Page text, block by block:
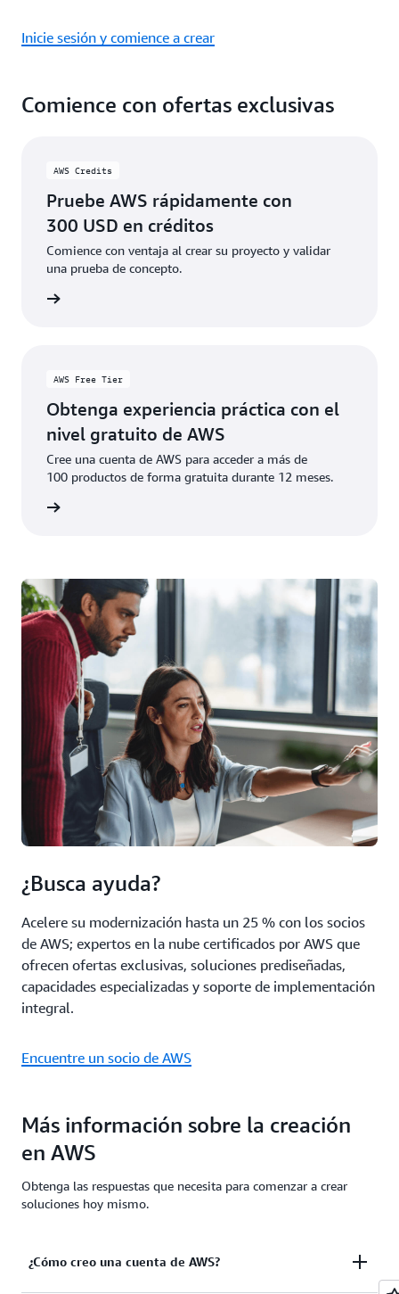
Inicie sesión y comience a crear
Comience con ofertas exclusivas
AWS Credits
Pruebe AWS rápidamente con
300 USD en créditos
Comience con ventaja al crear su proyecto y validar
una prueba de concepto.
AWS Free Tier
Obtenga experiencia práctica con el
nivel gratuito de AWS
Cree una cuenta de AWS para acceder a más de
100 productos de forma gratuita durante 12 meses.
¿Busca ayuda?
Acelere su modernización hasta un 25 % con los socios
de AWS; expertos en la nube certificados por AWS que
ofrecen ofertas exclusivas, soluciones prediseñadas,
capacidades especializadas y soporte de implementación
integral.
Encuentre un socio de AWS
Más información sobre la creación
en AWS
Obtenga las respuestas que necesita para comenzar a crear
soluciones hoy mismo.
¿Cómo creo una cuenta de AWS?